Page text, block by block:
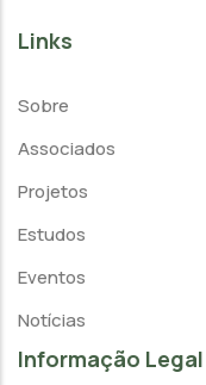
Links
Sobre
Associados
Projetos
Estudos
Eventos
Notícias
Informação Legal